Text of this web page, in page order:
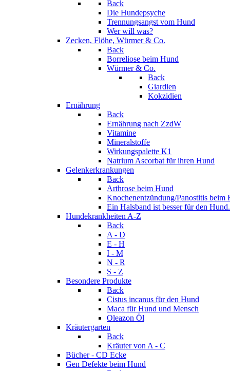
Back
Die Hundepsyche
Trennungsangst vom Hund
Wer will was?
Zecken, Flöhe, Würmer & Co.
Back
Borreliose beim Hund
Würmer & Co.
Back
Giardien
Kokzidien
Ernährung
Back
Ernährung nach ZzdW
Vitamine
Mineralstoffe
Wirkungspalette K1
Natrium Ascorbat für ihren Hund
Gelenkerkrankungen
Back
Arthrose beim Hund
Knochenentzündung/Panostitis beim
Ein Halsband ist besser für den
Hundekrankheiten A-Z
Back
A - D
E - H
I - M
N - R
S - Z
Besondere Produkte
Back
Cistus incanus für den Hund
Maca für Hund und Mensch
Oleazon Öl
Kräutergarten
Back
Kräuter von A - C
Bücher - CD Ecke
Gen Defekte beim Hund